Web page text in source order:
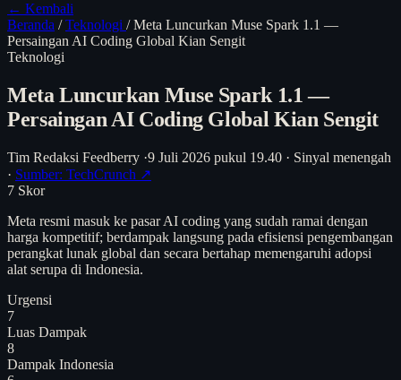
← Kembali
Beranda / Teknologi / Meta Luncurkan Muse Spark 1.1 —
Persaingan AI Coding Global Kian Sengit
Teknologi
Meta Luncurkan Muse Spark 1.1 —
Persaingan AI Coding Global Kian Sengit
Tim Redaksi Feedberry ·9 Juli 2026 pukul 19.40 · Sinyal menengah
· Sumber: TechCrunch ↗
7 Skor
Meta resmi masuk ke pasar AI coding yang sudah ramai dengan
harga kompetitif; berdampak langsung pada efisiensi pengembangan
perangkat lunak global dan secara bertahap memengaruhi adopsi
alat serupa di Indonesia.
Urgensi
7
Luas Dampak
8
Dampak Indonesia